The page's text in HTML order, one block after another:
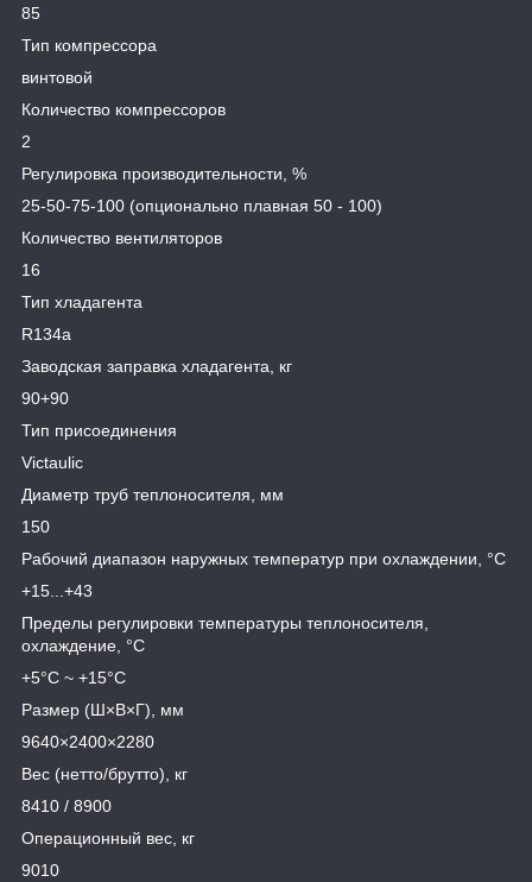
85
Тип компрессора
винтовой
Количество компрессоров
2
Регулировка производительности, %
25-50-75-100 (опционально плавная 50 - 100)
Количество вентиляторов
16
Тип хладагента
R134a
Заводская заправка хладагента, кг
90+90
Тип присоединения
Victaulic
Диаметр труб теплоносителя, мм
150
Рабочий диапазон наружных температур при охлаждении, °C
+15...+43
Пределы регулировки температуры теплоносителя,
охлаждение, °C
+5°С ~ +15°С
Размер (Ш×В×Г), мм
9640×2400×2280
Вес (нетто/брутто), кг
8410 / 8900
Операционный вес, кг
9010